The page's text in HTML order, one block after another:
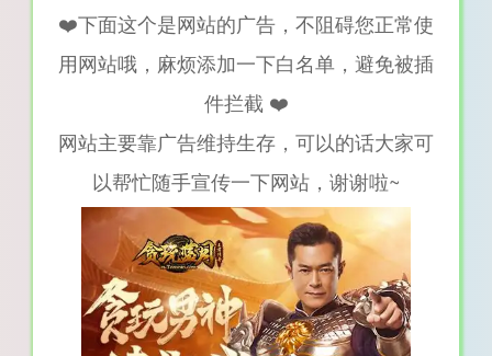
❤️下面这个是网站的广告，不阻碍您正常使
用网站哦，麻烦添加一下白名单，避免被插
件拦截 ❤️
网站主要靠广告维持生存，可以的话大家可
以帮忙随手宣传一下网站，谢谢啦~